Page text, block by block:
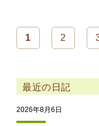
1 2
最近の日記
2026年8月6日